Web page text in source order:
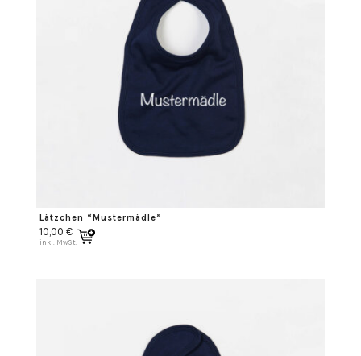
Lätzchen “Mustermädle”
10,00 €
inkl. MwSt.